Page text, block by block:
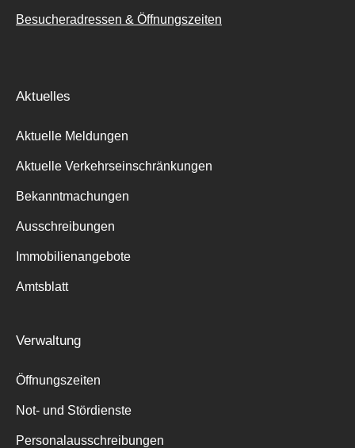
Besucheradressen & Öffnungszeiten
Aktuelles
Aktuelle Meldungen
Aktuelle Verkehrseinschränkungen
Bekanntmachungen
Ausschreibungen
Immobilienangebote
Amtsblatt
Verwaltung
Öffnungszeiten
Not- und Stördienste
Personalausschreibungen